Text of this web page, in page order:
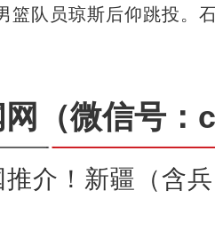
篮队员琼斯后仰跳投。
（微信号
推介！新疆（含